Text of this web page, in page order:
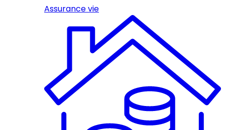
Assurance vie